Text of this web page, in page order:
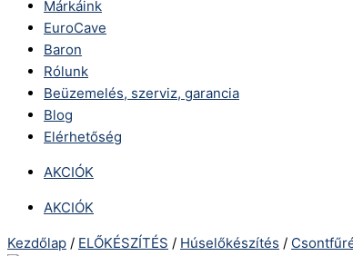
Márkáink
EuroCave
Baron
Rólunk
Beüzemelés, szerviz, garancia
Blog
Elérhetőség
AKCIÓK
AKCIÓK
Kezdőlap / ELŐKÉSZÍTÉS / Húselőkészítés /